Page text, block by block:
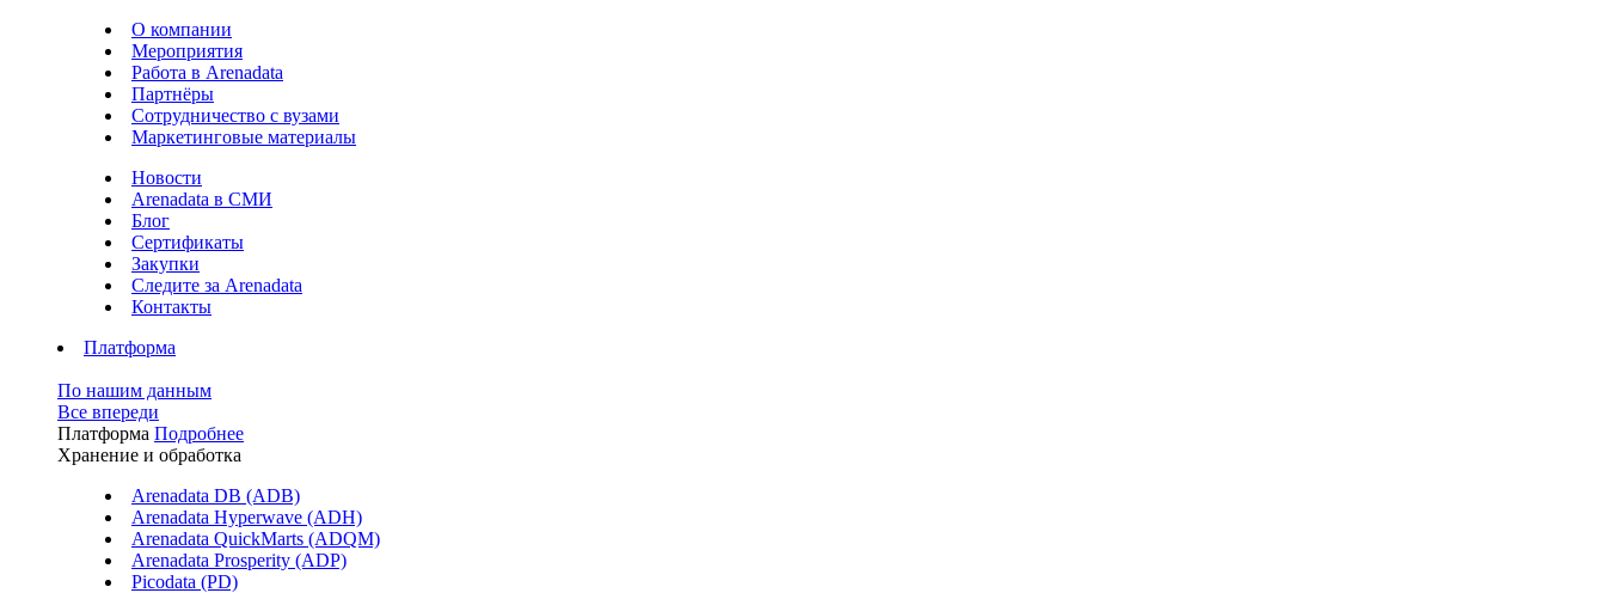
О компании
Мероприятия
Работа в Arenadata
Партнёры
Сотрудничество с вузами
Маркетинговые материалы
Новости
Arenadata в СМИ
Блог
Сертификаты
Закупки
Следите за Аrenadata
Контакты
Платформа
По нашим данным
Все впереди
Платформа Подробнее
Хранение и обработка
Arenadata DB (ADB)
Arenadata Hyperwave (ADH)
Arenadata QuickMarts (ADQM)
Arenadata Prosperity (ADP)
Picodata (PD)